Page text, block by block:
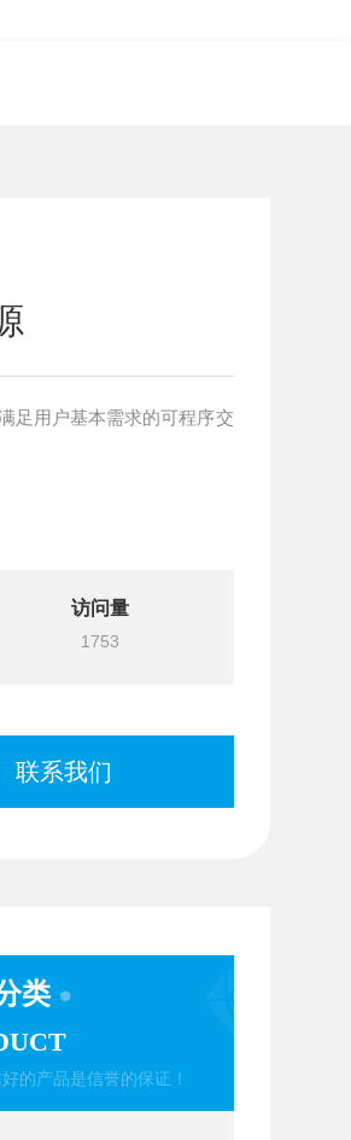
足用户基本需求的可程序交
访问量
1753
联系我们
类
的产品是信誉的保证！